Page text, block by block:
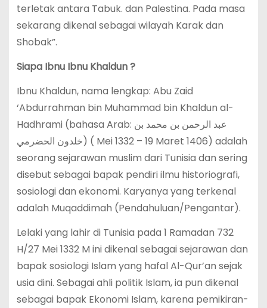
terletak antara Tabuk. dan Palestina. Pada masa
sekarang dikenal sebagai wilayah Karak dan
Shobak”.
Siapa Ibnu Ibnu Khaldun ?
Ibnu Khaldun, nama lengkap: Abu Zaid
‘Abdurrahman bin Muhammad bin Khaldun al-
Hadhrami (bahasa Arab: عبد الرحمن بن محمد بن
خلدون الحضرمي) ( Mei 1332 – 19 Maret 1406) adalah
seorang sejarawan muslim dari Tunisia dan sering
disebut sebagai bapak pendiri ilmu historiografi,
sosiologi dan ekonomi. Karyanya yang terkenal
adalah Muqaddimah (Pendahuluan/Pengantar).
Lelaki yang lahir di Tunisia pada 1 Ramadan 732
H/27 Mei 1332 M ini dikenal sebagai sejarawan dan
bapak sosiologi Islam yang hafal Al-Qur’an sejak
usia dini. Sebagai ahli politik Islam, ia pun dikenal
sebagai bapak Ekonomi Islam, karena pemikiran-